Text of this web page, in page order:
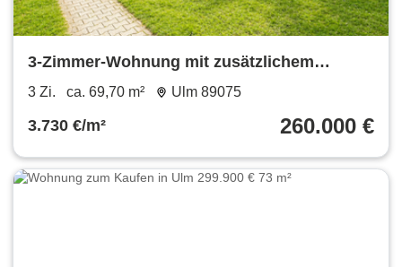
3-Zimmer-Wohnung mit zusätzlichem
ausgebautem Zimmer im Dachgeschoss
3 Zi. ca. 69,70 m² Ulm 89075
3.730 €/m² 260.000 €